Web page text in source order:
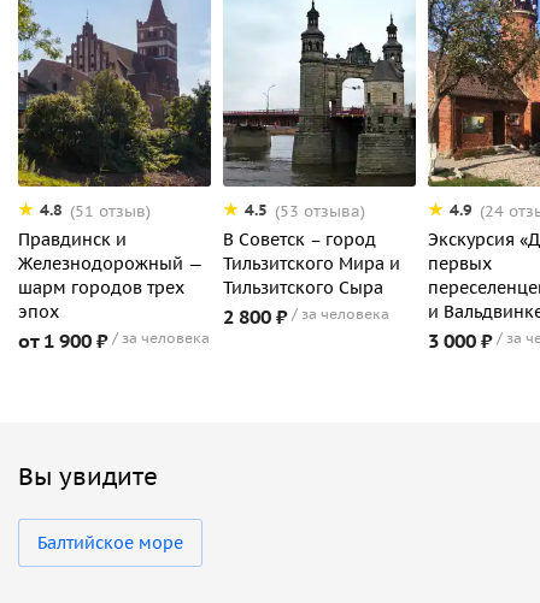
4.8 (51 отзыв)
Правдинск и
Железнодорожный —
шарм городов трех
эпох
от 1 900 ₽ за человека
4.5 (53 отзыва)
В Советск – город
Тильзитского Мира и
Тильзитского Сыра
2 800 ₽ за человека
4.9 (24
Экскурсия
первых
и
3 000 ₽ за
Вы увидите
Балтийское море